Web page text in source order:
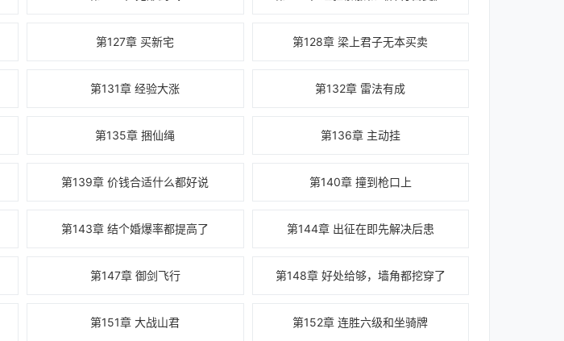
第127章 买新宅 第128章 梁上君子无本买卖
第131章 经验大涨 第132章 雷法有成
第135章 捆仙绳 第136章 主动挂
第139章 价钱合适什么都好说 第140章 撞到枪口上
第143章 结个婚爆率都提高了 第144章 出征在即先解决后患
第147章 御剑飞行 第148章 好处给够，墙角都挖穿了
第151章 大战山君 第152章 连胜六级和坐骑牌